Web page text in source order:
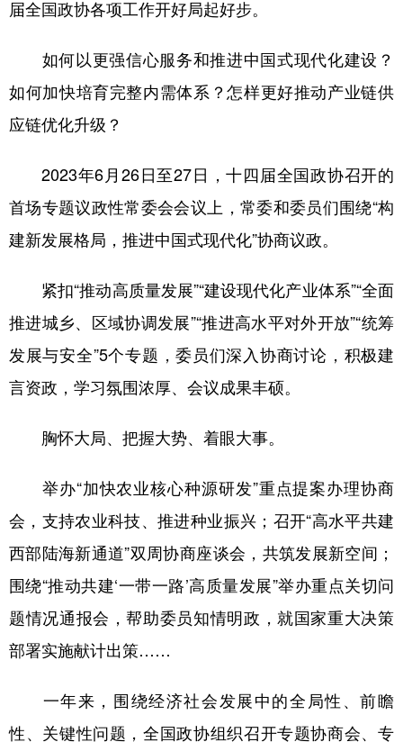
届全国政协各项工作开好局起好步。
如何以更强信心服务和推进中国式现代化建设？
如何加快培育完整内需体系？怎样更好推动产业链供
应链优化升级？
2023年6月26日至27日，十四届全国政协召开的
首场专题议政性常委会会议上，常委和委员们围绕“构
建新发展格局，推进中国式现代化”协商议政。
紧扣“推动高质量发展”“建设现代化产业体系”“全面
推进城乡、区域协调发展”“推进高水平对外开放”“统筹
发展与安全”5个专题，委员们深入协商讨论，积极建
言资政，学习氛围浓厚、会议成果丰硕。
胸怀大局、把握大势、着眼大事。
举办“加快农业核心种源研发”重点提案办理协商
会，支持农业科技、推进种业振兴；召开“高水平共建
西部陆海新通道”双周协商座谈会，共筑发展新空间；
围绕“推动共建‘一带一路’高质量发展”举办重点关切问
题情况通报会，帮助委员知情明政，就国家重大决策
部署实施献计出策……
一年来，围绕经济社会发展中的全局性、前瞻
性、关键性问题，全国政协组织召开专题协商会、专